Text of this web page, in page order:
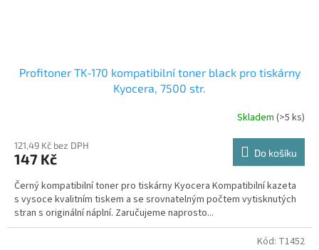
Profitoner TK-170 kompatibilní toner black pro tiskárny
Kyocera, 7500 str.
Skladem (>5 ks)
121,49 Kč bez DPH
147 Kč Do košíku
Černý kompatibilní toner pro tiskárny Kyocera Kompatibilní kazeta
s vysoce kvalitním tiskem a se srovnatelným počtem vytisknutých
stran s originální náplní. Zaručujeme naprosto...
Kód: T1452